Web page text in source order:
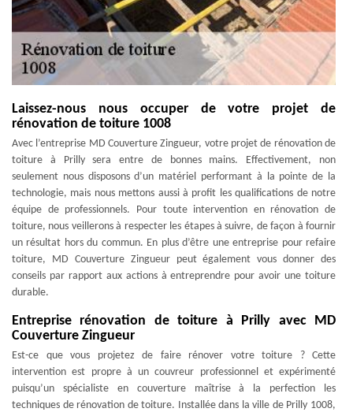
Laissez-nous nous occuper de votre projet de
rénovation de toiture 1008
Avec l’entreprise MD Couverture Zingueur, votre projet de rénovation de
toiture à Prilly sera entre de bonnes mains. Effectivement, non
seulement nous disposons d’un matériel performant à la pointe de la
technologie, mais nous mettons aussi à profit les qualifications de notre
équipe de professionnels. Pour toute intervention en rénovation de
toiture, nous veillerons à respecter les étapes à suivre, de façon à fournir
un résultat hors du commun. En plus d’être une entreprise pour refaire
toiture, MD Couverture Zingueur peut également vous donner des
conseils par rapport aux actions à entreprendre pour avoir une toiture
durable.
Entreprise rénovation de toiture à Prilly avec MD
Couverture Zingueur
Est-ce que vous projetez de faire rénover votre toiture ? Cette
intervention est propre à un couvreur professionnel et expérimenté
puisqu’un spécialiste en couverture maîtrise à la perfection les
techniques de rénovation de toiture. Installée dans la ville de Prilly 1008,